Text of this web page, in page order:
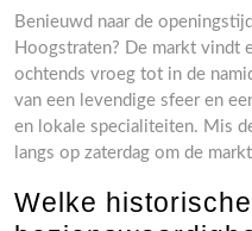
Benieuwd naar de
Hoogstraten? De markt vindt
ochtends vroeg tot in de
van een levendige sfeer en
en lokale specialiteiten. Mis
langs op zaterdag om de
Welke historische